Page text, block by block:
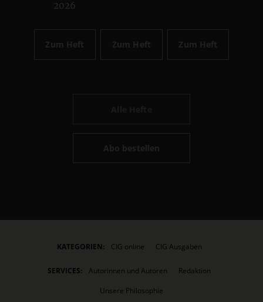
2026
Zum Heft Zum Heft Zum Heft
Abo bestellen
KATEGORIEN: CIG online CIG Ausgaben
SERVICES: Autorinnen und Autoren
Redaktion
Unsere Philosophie